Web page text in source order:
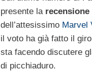
presente larecensione
dell’attesissimo Marvel
il voto ha già fatto il
sta facendo discutere
di picchiaduro.